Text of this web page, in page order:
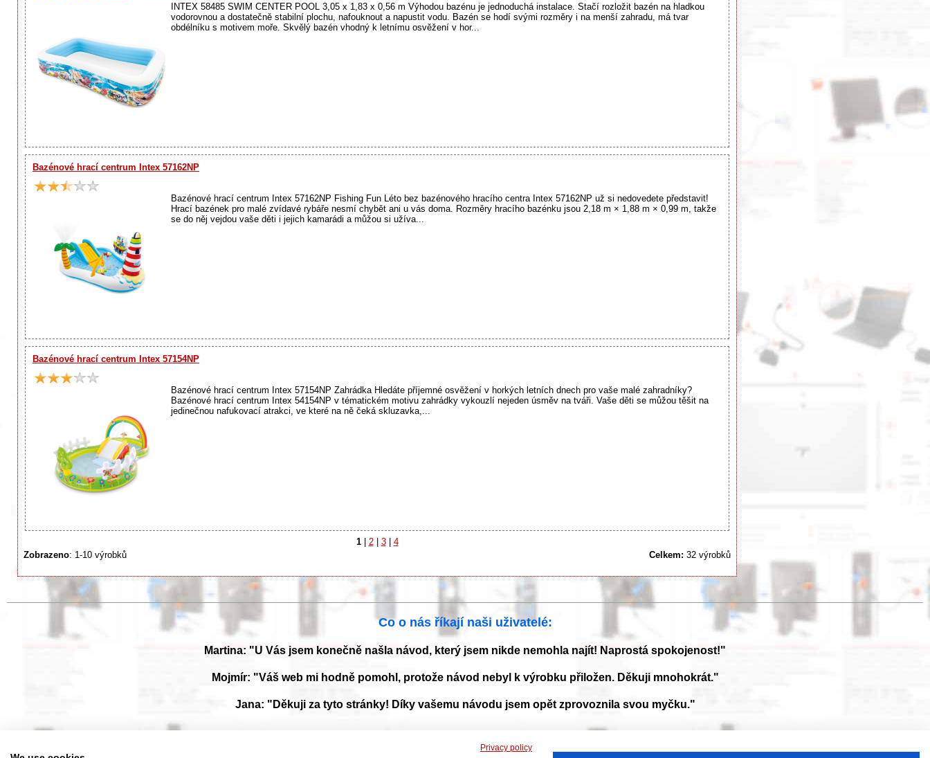
INTEX 58485 SWIM CENTER POOL 3,05 x 1,83 x 0,56 m Výhodou bazénu je jednoduchá instalace. Stačí rozložit bazén na hladkou
vodorovnou a dostatečně stabilní plochu, nafouknout a napustit vodu. Bazén se hodí svými rozměry i na menší zahradu, má tvar
obdélníku s motivem moře. Skvělý bazén vhodný k letnímu osvěžení v hor...
Bazénové hrací centrum Intex 57162NP
Bazénové hrací centrum Intex 57162NP Fishing Fun Léto bez bazénového hracího centra Intex 57162NP už si nedovedete představit!
Hrací bazének pro malé zvídavé rybáře nesmí chybět ani u vás doma. Rozměry hracího bazénku jsou 2,18 m × 1,88 m × 0,99 m, takže
se do něj vejdou vaše děti i jejich kamarádi a můžou si užíva...
Bazénové hrací centrum Intex 57154NP
Bazénové hrací centrum Intex 57154NP Zahrádka Hledáte příjemné osvěžení v horkých letních dnech pro vaše malé zahradníky?
Bazénové hrací centrum Intex 54154NP v tématickém motivu zahrádky vykouzlí nejeden úsměv na tváři. Vaše děti se můžou těšit na
jedinečnou nafukovací atrakci, ve které na ně čeká skluzavka,...
1 | 2 | 3 | 4
Zobrazeno: 1-10 výrobků Celkem: 32 výrobků
Co o nás říkají naši uživatelé:
Martina: "U Vás jsem konečně našla návod, který jsem nikde nemohla najít! Naprostá spokojenost!"
Mojmír: "Váš web mi hodně pomohl, protože návod nebyl k výrobku přiložen. Děkuji mnohokrát."
Jana: "Děkuji za tyto stránky! Díky vašemu návodu jsem opět zprovoznila svou myčku."
Prohlížejte návody k obsluze v češtine v naší online knihovně, manuály a příručky k obsluze ke stažení ve formátu PDF. Databáze s návody je neustále aktualizována a doplňována o nové výrobky. Sháníte návod? Požádejte
Privacy policy